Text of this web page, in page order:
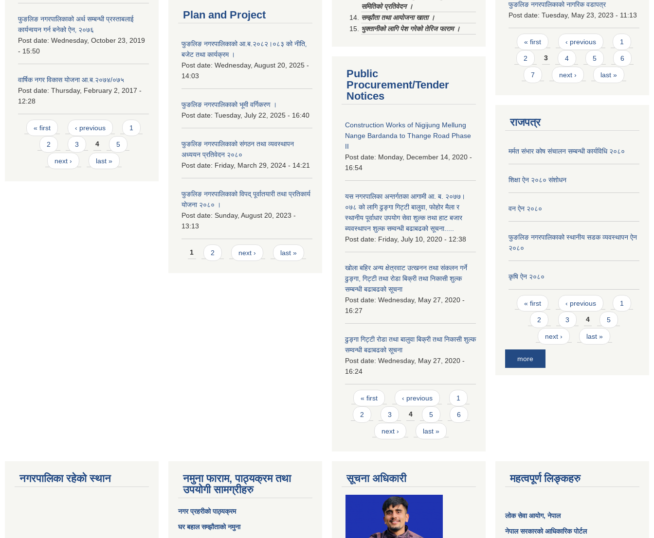
फुङलिङ नगरपालिकाको अर्थ सम्बन्धी प्रस्ताबलाई
कार्यन्वयन गर्न बनेको ऐन‚ २०७६
Post date: Wednesday, October 23, 2019
- 15:50
वार्षिक नगर विकास योजना आ.ब.२०७४/०७५
Post date: Thursday, February 2, 2017 -
12:28
Pages
« first ‹ previous 1
2 3 4 5
next › last »
Plan and Project
फुङलिङ नगरपालिकाको आ.ब.२०८२।०८३ को नीति‚
बजेट तथा कार्यक्रम ।
Post date: Wednesday, August 20, 2025 -
14:03
फुङलिङ नगरपालिकाको भूमी वर्गिकरण ।
Post date: Tuesday, July 22, 2025 - 16:40
फुङलिङ नगरपालिकाको संगठन तथा व्यवस्थापन
अध्ययन प्रतिवेदन २०८०
Post date: Friday, March 29, 2024 - 14:21
फुङलिङ नगरपालिकाको विपद् पूर्वातयारी तथा प्रतिकार्य
योजना २०८० ।
Post date: Sunday, August 20, 2023 -
13:13
Pages
1 2 next › last »
समितिको प्रतिवेदन ।
सम्झौता तथा आयोजना खाता ।
भुक्तानीको लागि पेश गरेको तेरिज फाराम ।
Public
Procurement/Tender
Notices
Construction Works of Nigijung Mellung
Nange Bardanda to Thange Road Phase
II
Post date: Monday, December 14, 2020 -
16:54
यस नगरपालिका अन्तर्गतका आगामी आ. ब. २०७७।
०७८ को लागि ढुङ्गा गिट्टी बालुवा, फोहोर मैला र
स्थानीय पूर्वाधार उपयोग सेवा शुल्क तथा हाट बजार
ब्यवस्थापन शुल्क सम्वन्धी बढाबढको सूचना.....
Post date: Friday, July 10, 2020 - 12:38
खोला बहिर अन्य क्षेत्रवाट उत्खनन तथा संकलन गर्ने
ढुङ्गा, गिट्टी तथा रोडा बिक्री तथा निकासी शुल्क
सम्बन्धी बढाबढको सूचना
Post date: Wednesday, May 27, 2020 -
16:27
ढुङ्गा गिट्टी रोडा तथा बालुवा बिक्री तथा निकासी शुल्क
सम्वन्धी बढाबढको सूचना
Post date: Wednesday, May 27, 2020 -
16:24
Pages
« first ‹ previous 1
2 3 4 5 6
next › last »
फुङलिङ नगरपालिकाको नागरिक वडापत्र
Post date: Tuesday, May 23, 2023 - 11:13
Pages
« first ‹ previous 1
2 3 4 5 6
7 next › last »
राजपत्र
मर्मत संभार कोष संचालन सम्बन्धी कार्यविधि २०८०
शिक्षा ऐन २०८० संशोधन
वन ऐन २०८०
फुङलिङ नगरपालिकाको स्थानीय सडक व्यवस्थापन ऐन
२०८०
कृषि ऐन २०८०
Pages
« first ‹ previous 1
2 3 4 5
next › last »
more
नगरपालिका रहेको स्थान
नमुना फाराम, पाठ्यक्रम तथा
उपयोगी सामग्रीहरु
नगर प्रहरीको पाठ्यक्रम
घर बहाल सम्झौताको नमुना
सूचना अधिकारी महत्वपूर्ण लिङ्कहरु
लोक सेवा आयोग, नेपाल
नेपाल सरकारको आधिकारिक पोर्टल